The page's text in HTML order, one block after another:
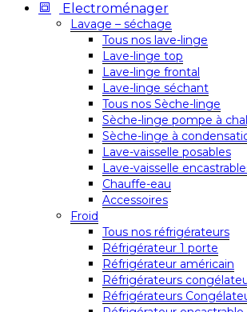
Electroménager
Lavage – séchage
Tous nos lave-linge
Lave-linge top
Lave-linge frontal
Lave-linge séchant
Tous nos Sèche-linge
Sèche-linge pompe à
Sèche-linge à
Lave-vaisselle posables
Lave-vaisselle
Chauffe-eau
Accessoires
Froid
Tous nos réfrigérateurs
Réfrigérateur 1 porte
Réfrigérateur américain
Réfrigérateurs
Réfrigérateurs